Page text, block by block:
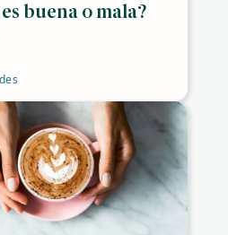
buena o mala?